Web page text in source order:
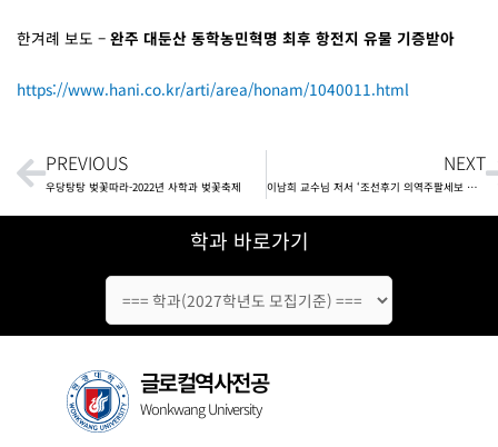
한겨례 보도 – 완주 대둔산 동학농민혁명 최후 항전지 유물 기증받아
https://www.hani.co.kr/arti/area/honam/1040011.html
Prev
PREVIOUS
우당탕탕 벚꽃따라-2022년 사학과 벚꽃축제
NEXT
이남희 교수님 저서 ‘조선후기 의역주팔세보 연구’, 대한민국학술원 우수학술도서 선정
학과 바로가기
글로컬역사전공
Wonkwang University